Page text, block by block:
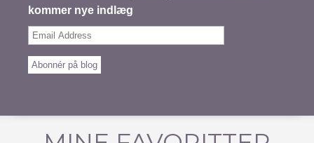
kommer nye indlæg
Email
Abonnér på blog